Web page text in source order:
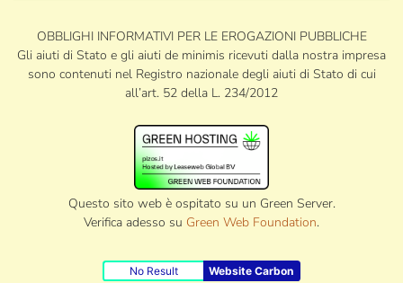
OBBLIGHI INFORMATIVI PER LE EROGAZIONI PUBBLICHE
Gli aiuti di Stato e gli aiuti de minimis ricevuti dalla nostra impresa
sono contenuti nel Registro nazionale degli aiuti di Stato di cui
all’art. 52 della L. 234/2012
Questo sito web è ospitato su un Green Server.
Verifica adesso su Green Web Foundation.
No Result Website Carbon